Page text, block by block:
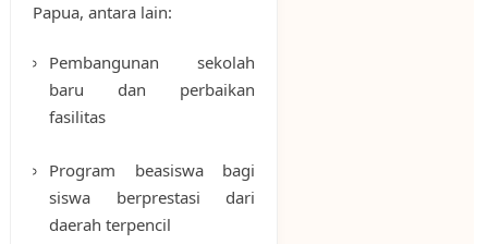
Papua, antara lain:
Pembangunan sekolah
baru dan perbaikan
fasilitas
Program beasiswa bagi
siswa berprestasi dari
daerah terpencil